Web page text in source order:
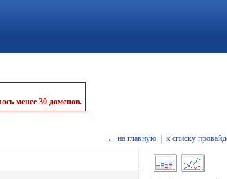
менее 30 доменов.
← на главную к списку